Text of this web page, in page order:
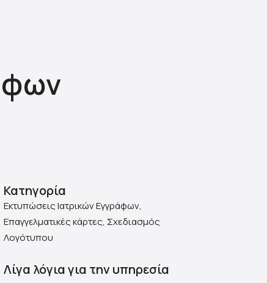
Κατηγορία
Εκτυπώσεις Ιατρικών Εγγράφων,
Επαγγελματικές κάρτες, Σχεδιασμός
Λογότυπου
Λίγα λόγια για την υπηρεσία